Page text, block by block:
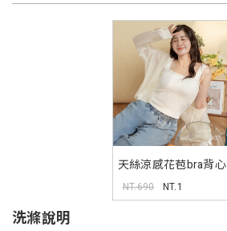
天絲涼感花苞bra背心
2.0 Pobra
NT.690 NT.1
洗滌說明